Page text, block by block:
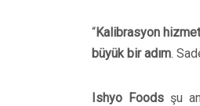
“Kalibrasyon
büyük bir adım.
Ishyo Foodsşu